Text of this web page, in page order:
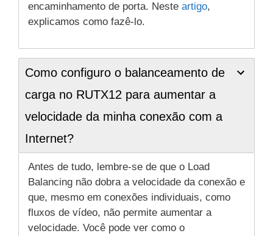
encaminhamento de porta. Neste artigo,
explicamos como fazê-lo.
Como configuro o balanceamento de
carga no RUTX12 para aumentar a
velocidade da minha conexão com a
Internet?
Antes de tudo, lembre-se de que o Load
Balancing não dobra a velocidade da conexão e
que, mesmo em conexões individuais, como
fluxos de vídeo, não permite aumentar a
velocidade. Você pode ver como o